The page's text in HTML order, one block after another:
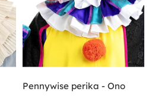
Pennywise perika - Ono